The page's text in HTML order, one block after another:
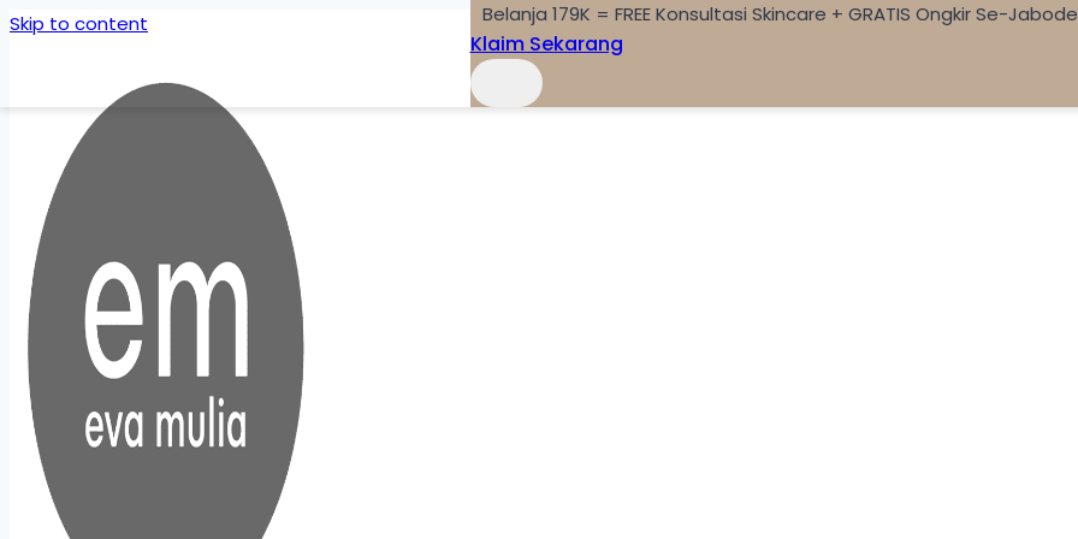
Skip to content Belanja 179K = FREE Konsultasi Skincare + GRATIS Ongkir Se-
Klaim Sekarang